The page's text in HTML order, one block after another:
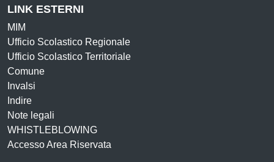
LINK ESTERNI
MIM
Ufficio Scolastico Regionale
Ufficio Scolastico Territoriale
Comune
Invalsi
Indire
Note legali
WHISTLEBLOWING
Accesso Area Riservata